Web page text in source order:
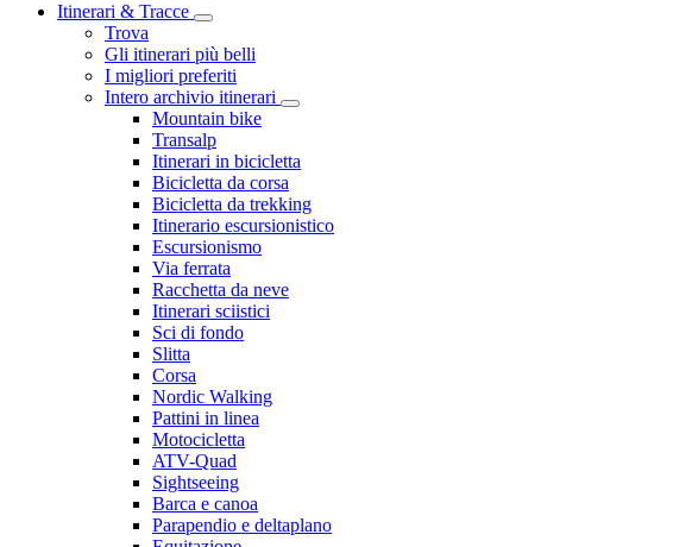
Itinerari & Tracce
Trova
Gli itinerari più belli
I migliori preferiti
Intero archivio itinerari
Mountain bike
Transalp
Itinerari in bicicletta
Bicicletta da corsa
Bicicletta da trekking
Itinerario escursionistico
Escursionismo
Via ferrata
Racchetta da neve
Itinerari sciistici
Sci di fondo
Slitta
Corsa
Nordic Walking
Pattini in linea
Motocicletta
ATV-Quad
Sightseeing
Barca e canoa
Parapendio e deltaplano